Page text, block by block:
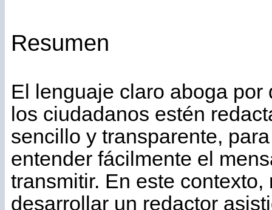
Resumen
El lenguaje claro aboga
los ciudadanos estén
sencillo y transparente,
entender fácilmente el
transmitir. En este
desarrollar un redactor